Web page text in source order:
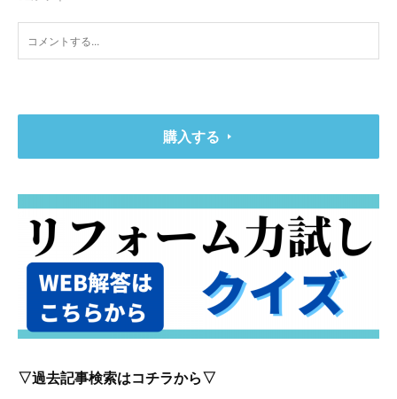
購入する
▽過去記事検索はコチラから▽